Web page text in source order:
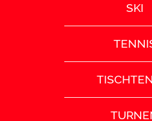
SKI